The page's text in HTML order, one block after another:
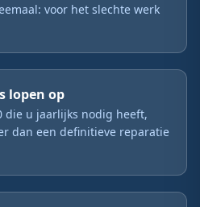
voor het slechte werk
lopen op
die u jaarlijks nodig heeft,
dan een definitieve reparatie